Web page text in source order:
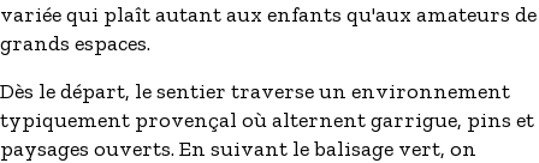
variée qui plaît autant aux enfants qu'aux amateurs de
grands espaces.
Dès le départ, le sentier traverse un environnement
typiquement provençal où alternent garrigue, pins et
paysages ouverts. En suivant le balisage vert, on